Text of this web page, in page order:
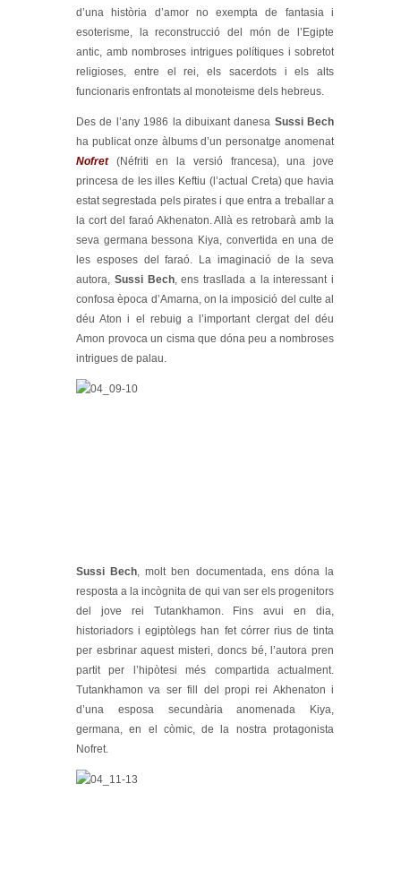
d’una història d’amor no exempta de fantasia i
esoterisme, la reconstrucció del món de l’Egipte
antic, amb nombroses intrigues polítiques i sobretot
religioses, entre el rei, els sacerdots i els alts
funcionaris enfrontats al monoteisme dels hebreus.
Des de l’any 1986 la dibuixant danesa Sussi Bech
ha publicat onze àlbums d’un personatge anomenat
Nofret(Néfriti en la versió francesa), una jove
princesa de les illes Keftiu (l’actual Creta) que havia
estat segrestada pels pirates i que entra a treballar a
la cort del faraó Akhenaton. Allà es retrobarà amb la
seva germana bessona Kiya, convertida en una de
les esposes del faraó. La imaginació de la seva
autora, Sussi Bech, ens trasllada a la interessant i
confosa època d’Amarna, on la imposició del culte al
déu Aton i el rebuig a l’important clergat del déu
Amon provoca un cisma que dóna peu a nombroses
intrigues de palau.
Sussi Bech, molt ben documentada, ens dóna la
resposta a la incògnita de qui van ser els progenitors
del jove rei Tutankhamon. Fins avui en dia,
historiadors i egiptòlegs han fet córrer rius de tinta
per esbrinar aquest misteri, doncs bé, l’autora pren
partit per l’hipòtesi més compartida actualment.
Tutankhamon va ser fill del propi rei Akhenaton i
d’una esposa secundària anomenada Kiya,
germana, en el còmic, de la nostra protagonista
Nofret.